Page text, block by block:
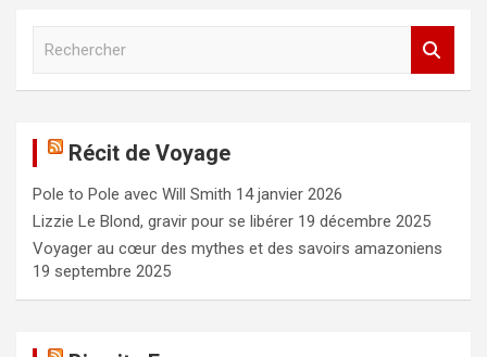
c
h
e
r
Récit de Voyage
Pole to Pole avec Will Smith 14 janvier 2026
Lizzie Le Blond, gravir pour se libérer 19 décembre 2025
Voyager au cœur des mythes et des savoirs amazoniens
19 septembre 2025